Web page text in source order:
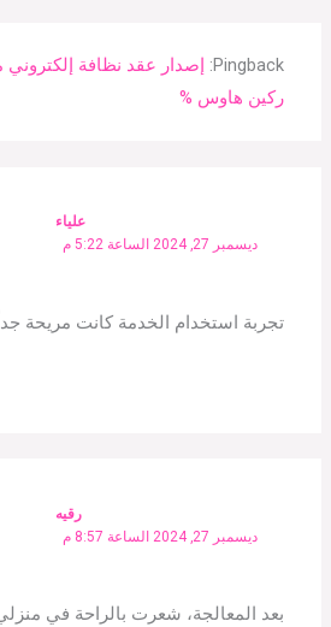
Pingback: إصدار عقد نظافة إلكتروني
ركين هاوس %
علياء
ديسمبر 27, 2024 الساعة 5:22 م
تجربة استخدام الخدمة كانت مريحة
رقيه
ديسمبر 27, 2024 الساعة 8:57 م
بعد المعالجة، شعرت بالراحة في